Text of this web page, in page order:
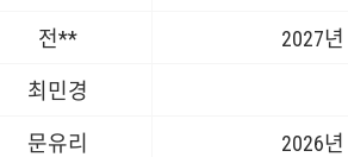
전** 2027
최민경
문유리 2026